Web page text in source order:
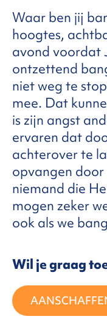
Waar ben jij
hoogtes,
avond voordat
ontzettend
niet weg te
mee. Dat
is zijn angst
ervaren dat
achterover te
opvangen door
niemand die
mogen zeker
ook als we
Wil je graag